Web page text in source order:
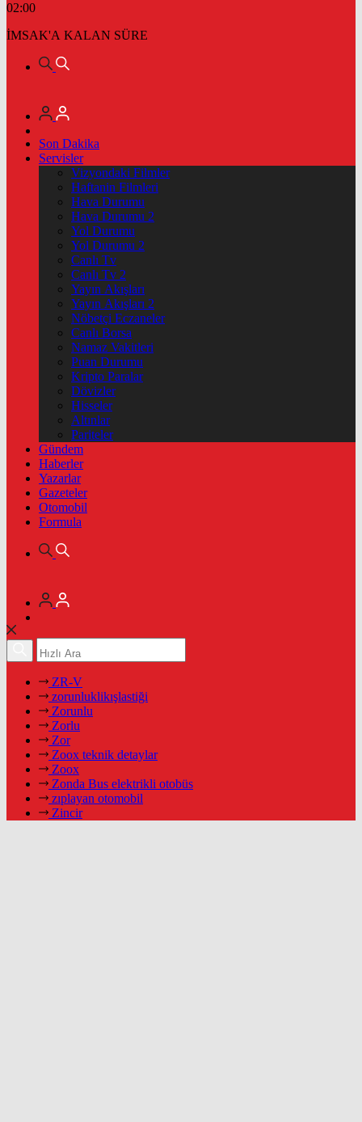
02:00
İMSAK'A KALAN SÜRE
Son Dakika
Servisler
Vizyondaki Filmler
Haftanin Filmleri
Hava Durumu
Hava Durumu 2
Yol Durumu
Yol Durumu 2
Canlı Tv
Canlı Tv 2
Yayın Akışları
Yayın Akışları 2
Nöbetçi Eczaneler
Canlı Borsa
Namaz Vakitleri
Puan Durumu
Kripto Paralar
Dövizler
Hisseler
Altınlar
Pariteler
Gündem
Haberler
Yazarlar
Gazeteler
Otomobil
Formula
ZR-V
zorunluklikışlastiği
Zorunlu
Zorlu
Zor
Zoox teknik detaylar
Zoox
Zonda Bus elektrikli otobüs
zıplayan otomobil
Zincir